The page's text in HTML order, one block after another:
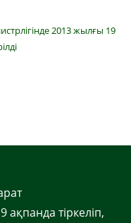
2013 жылғы 19
ақпанда тіркеліп,